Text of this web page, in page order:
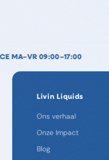
VERPAKT
Livin Liquids
Ons verhaal
Onze Impact
Blog